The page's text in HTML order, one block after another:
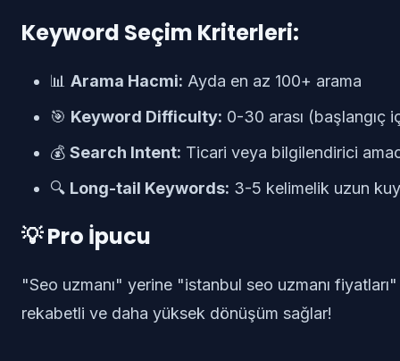
Keyword Seçim Kriterleri:
📊 Arama Hacmi: Ayda en az 100+ arama
🎯 Keyword Difficulty: 0-30 arası (başlangıç
💰 Search Intent: Ticari veya bilgilendirici
🔍 Long-tail Keywords: 3-5 kelimelik uzun
💡 Pro İpucu
"Seo uzmanı" yerine "istanbul seo uzmanı
rekabetli ve daha yüksek dönüşüm sağlar!